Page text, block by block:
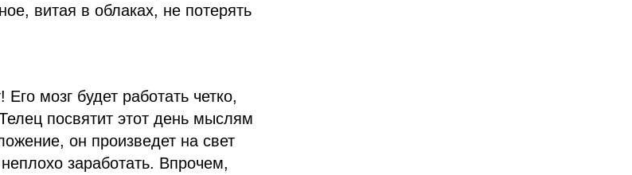
витая в облаках, не потерять
мозг будет работать четко,
посвятит этот день мыслям
он произведет на свет
заработать. Впрочем,